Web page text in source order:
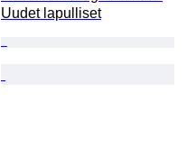
Uudet lapulliset